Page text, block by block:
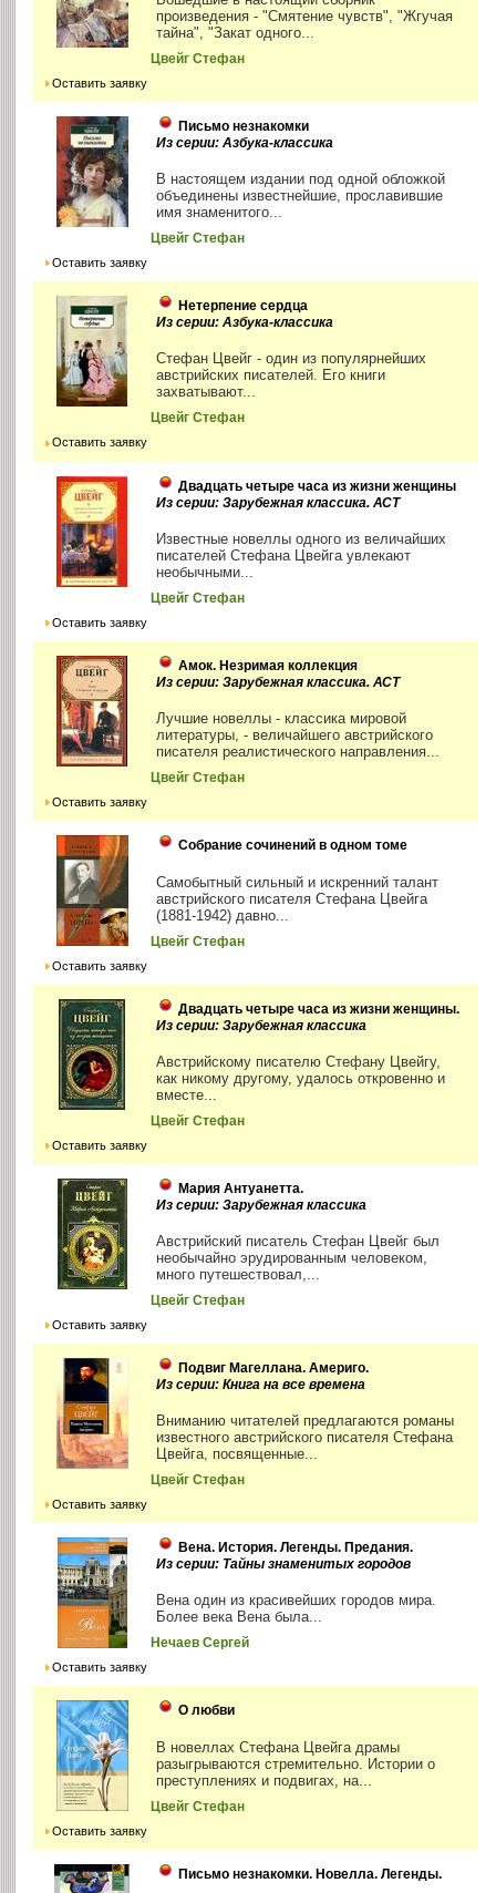
произведения - "Смятение чувств", "Жгучая
тайна", "Закат одного...
Цвейг Стефан
Оставить заявку
Письмо незнакомки
Из серии: Азбука-классика
В настоящем издании под одной обложкой
объединены известнейшие, прославившие
имя знаменитого...
Цвейг Стефан
Оставить заявку
Нетерпение сердца
Из серии: Азбука-классика
Стефан Цвейг - один из популярнейших
австрийских писателей. Его книги
захватывают...
Цвейг Стефан
Оставить заявку
Двадцать четыре часа из жизни женщины
Из серии: Зарубежная классика. АСТ
Известные новеллы одного из величайших
писателей Стефана Цвейга увлекают
необычными...
Цвейг Стефан
Оставить заявку
Амок. Незримая коллекция
Из серии: Зарубежная классика. АСТ
Лучшие новеллы - классика мировой
литературы, - величайшего австрийского
писателя реалистического направления...
Цвейг Стефан
Оставить заявку
Собрание сочинений в одном томе
Самобытный сильный и искренний талант
австрийского писателя Стефана Цвейга
(1881-1942) давно...
Цвейг Стефан
Оставить заявку
Двадцать четыре часа из жизни женщины.
Из серии: Зарубежная классика
Австрийскому писателю Стефану Цвейгу,
как никому другому, удалось откровенно и
вместе...
Цвейг Стефан
Оставить заявку
Мария Антуанетта.
Из серии: Зарубежная классика
Австрийский писатель Стефан Цвейг был
необычайно эрудированным человеком,
много путешествовал,...
Цвейг Стефан
Оставить заявку
Подвиг Магеллана. Америго.
Из серии: Книга на все времена
Вниманию читателей предлагаются романы
известного австрийского писателя Стефана
Цвейга, посвященные...
Цвейг Стефан
Оставить заявку
Вена. История. Легенды. Предания.
Из серии: Тайны знаменитых городов
Вена один из красивейших городов мира.
Более века Вена была...
Нечаев Сергей
Оставить заявку
О любви
В новеллах Стефана Цвейга драмы
разыгрываются стремительно. Истории о
преступлениях и подвигах, на...
Цвейг Стефан
Оставить заявку
Письмо незнакомки. Новелла. Легенды.